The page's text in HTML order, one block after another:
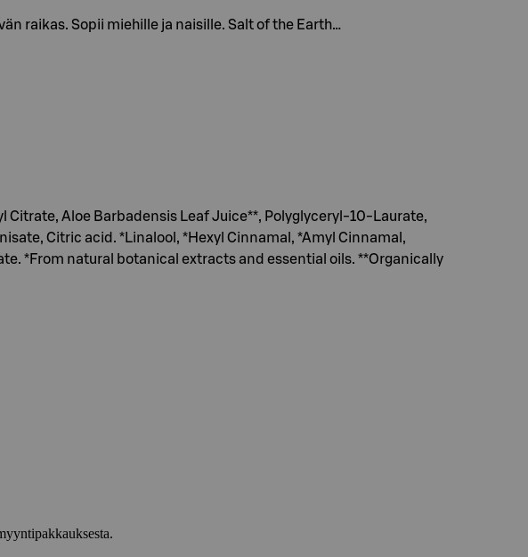
raikas. Sopii miehille ja naisille. Salt of the Earth…
Citrate, Aloe Barbadensis Leaf Juice**, Polyglyceryl-10-Laurate,
Citric acid. *Linalool, *Hexyl Cinnamal, *Amyl Cinnamal,
*From natural botanical extracts and essential oils. **Organically